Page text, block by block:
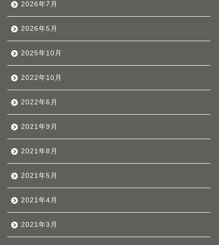
2026年7月
2026年5月
2025年10月
2022年10月
2022年6月
2021年9月
2021年8月
2021年5月
2021年4月
2021年3月